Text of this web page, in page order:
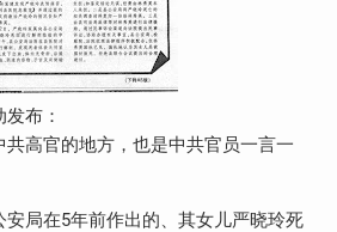
布：
高官的地方，也是中共官员一言一
局在5年前作出的、其女儿严晓玲死